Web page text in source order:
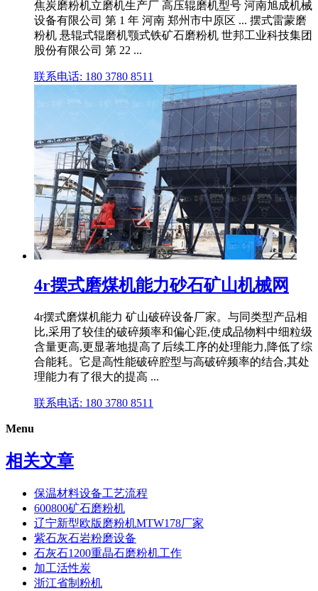
焦炭磨粉机立磨机生产厂 高压辊磨机型号 河南旭成机械
设备有限公司 第 1 年 河南 郑州市中原区 ... 摆式雷蒙磨
粉机 悬辊式辊磨机颚式铁矿石磨粉机 世邦工业科技集团
股份有限公司 第 22 ...
联系电话: 180 3780 8511
4r摆式磨煤机能力砂石矿山机械网
4r摆式磨煤机能力 矿山破碎设备厂家。与同类型产品相
比,采用了较佳的破碎频率和偏心距,使成品物料中细粒级
含量更高,更显著地提高了后续工序的处理能力,降低了综
合能耗。它是高性能破碎腔型与高破碎频率的结合,其处
理能力有了很大的提高 ...
联系电话: 180 3780 8511
Menu
相关文章
保温材料设备工艺流程
600800矿石磨粉机
辽宁新型欧版磨粉机MTW178厂家
紫石灰石岩粉磨设备
石灰石1200重晶石磨粉机工作
加工活性炭
浙江省制粉机